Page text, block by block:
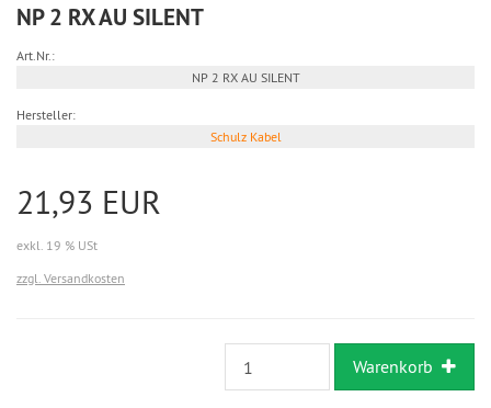
NP 2 RX AU SILENT
Art.Nr.:
NP 2 RX AU SILENT
Hersteller:
Schulz Kabel
21,93 EUR
exkl. 19 % USt
zzgl. Versandkosten
Warenkorb